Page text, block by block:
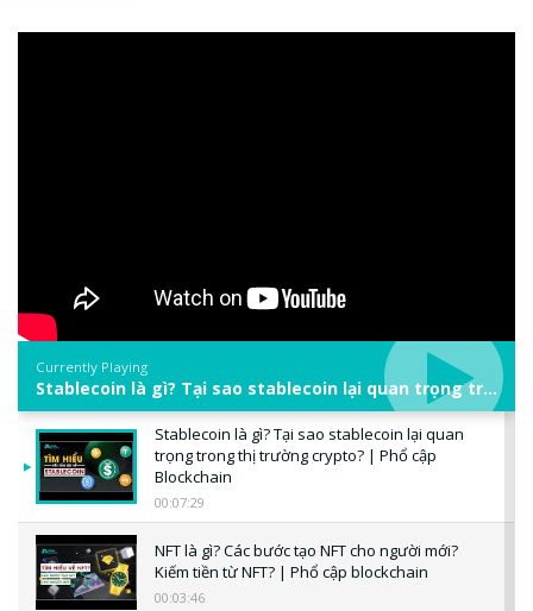
Currently Playing
Stablecoin là gì? Tại sao stablecoin lại quan trọng trong thị trường crypto? | Phổ cập Blockchain
Stablecoin là gì? Tại sao stablecoin lại quan
trọng trong thị trường crypto? | Phổ cập
Blockchain
00:07:29
NFT là gì? Các bước tạo NFT cho người mới?
Kiếm tiền từ NFT? | Phổ cập blockchain
00:03:46